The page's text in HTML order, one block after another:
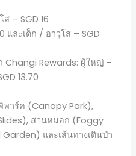
– SGD 16
และเด็ก / อาวุโส – SGD
Rewards: ผู้ใหญ่ –
13.70
พาร์ค (Canopy Park),
สวนหมอก (Foggy
และเส้นทางเดินป่า